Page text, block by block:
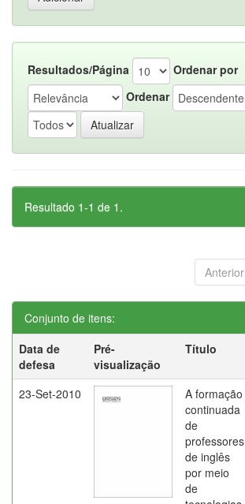
Resultados/Página
Ordenar por
Ordenar
Resultado 1-1 de 1.
Anterior
Conjunto de itens:
Data de
defesa
Pré-
visualização
Título
23-Set-2010
A formação
continuada
de
professores
de inglês
por meio
de